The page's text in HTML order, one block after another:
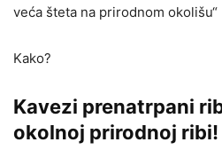
veća šteta na prirodnom okolišu“
Kako?
Kavezi prenatrpani
okolnoj prirodnoj ribi!